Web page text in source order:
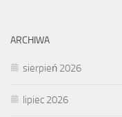
ARCHIWA
sierpień 2026
lipiec 2026